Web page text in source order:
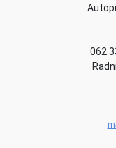
062